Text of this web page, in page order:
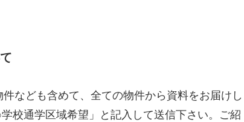
なども含めて、全ての物件から資料をお届けし
校通学区域希望」と記入して送信下さい。ご紹